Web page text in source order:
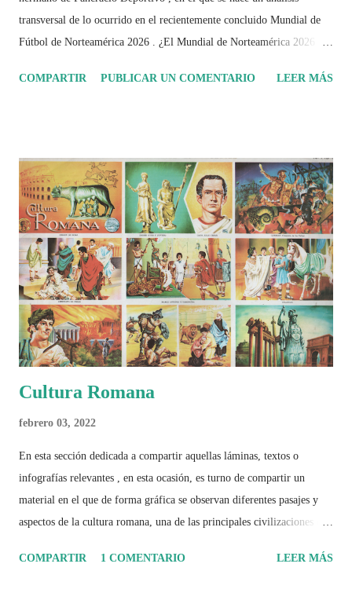
transversal de lo ocurrido en el recientemente concluido Mundial de
Fútbol de Norteamérica 2026 . ¿El Mundial de Norteamérica 2026 ha
el recorrido de cada selección con infografías inspiradas en la
2026 ¿Un punto de quiebre?" Este especial de Pancracio Deportivo no
busca decir únicamente quién ganó o quién perdió. Busca responder si
este Mundial marcó un antes y un después en la forma de entender el
deporte, la identidad nacional, la globalización, la comercialización y
el papel del fútbol como reflejo de nuestras sociedades . Son 230
páginas de análisis, ilustraciones originales y ...
COMPARTIR PUBLICAR UN COMENTARIO LEER MÁS
Cultura Romana
febrero 03, 2022
En esta sección dedicada a compartir aquellas láminas, textos o
infografías relevantes , en esta ocasión, es turno de compartir un
material en el que de forma gráfica se observan diferentes pasajes y
aspectos de la cultura romana, una de las principales civilizaciones que
COMPARTIR
1 COMENTARIO LEER MÁS